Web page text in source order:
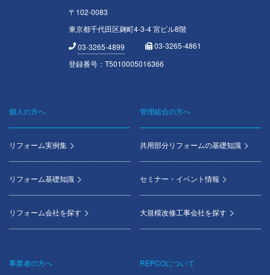
〒102-0083
東京都千代田区麹町4-3-4 宮ビル8階
03-3265-4899
03-3265-4861
登録番号：T5010005016366
Footer
menu
個人の方へ
リフォーム実例集
リフォーム基礎知識
リフォーム会社を探す
管理組合の方へ
共用部分リフォームの基礎知識
セミナー・イベント情報
大規模改修工事会社を探す
事業者の方へ REPCOについて